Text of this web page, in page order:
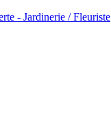
- Jardinerie / Fleuriste